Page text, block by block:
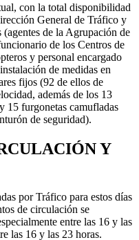
con la total disponibilidad
General de Tráfico y
de la Agrupación de
de los Centros de
y personal encargado
de medidas en
fijos (92 de ellos de
además de los 13
15 furgonetas camufladas
de seguridad).
Y
por Tráfico para estos días
de circulación se
entre las 16 y las
las 16 y las 23 horas.